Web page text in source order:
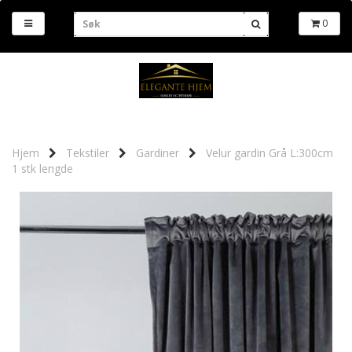
0
Hjem Tekstiler Gardiner
Velur gardin Grå L:300cm
1 stk lengde